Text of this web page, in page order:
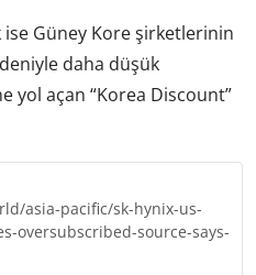
Güney Kore şirketlerinin
daha düşük
yol açan “Korea Discount”
asia-pacific/sk-hynix-us-
oversubscribed-source-says-